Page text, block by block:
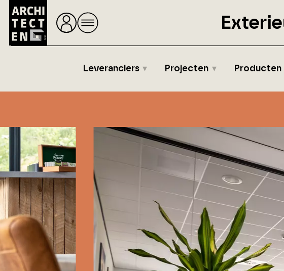
Leveranciers Projecten Producten